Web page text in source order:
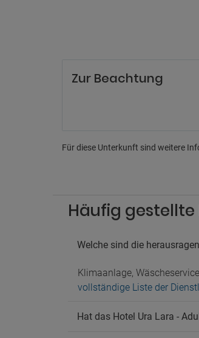
Zur Beachtung
Für diese Unterkunft sind weitere
Häufig gestellte
Welche sind die
Klimaanlage,
vollständige Liste der
Hat das Hotel Ura Lara -